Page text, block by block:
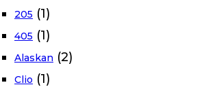
205 (1)
405 (1)
Alaskan (2)
Clio (1)